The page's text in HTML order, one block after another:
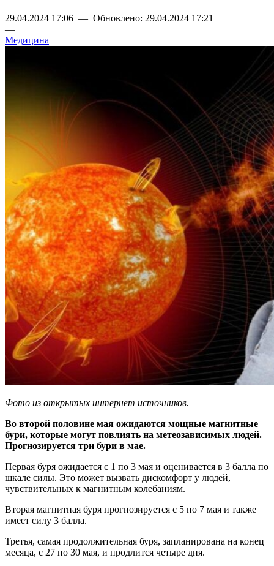
29.04.2024 17:06 — Обновлено: 29.04.2024 17:21
—
Медицина
Фото из открытых интернет источников.
Во второй половине мая ожидаются мощные магнитные
бури, которые могут повлиять на метеозависимых людей.
Прогнозируется три бури в мае.
Первая буря ожидается с 1 по 3 мая и оценивается в 3 балла по
шкале силы. Это может вызвать дискомфорт у людей,
чувствительных к магнитным колебаниям.
Вторая магнитная буря прогнозируется с 5 по 7 мая и также
имеет силу 3 балла.
Третья, самая продолжительная буря, запланирована на конец
месяца, с 27 по 30 мая, и продлится четыре дня.